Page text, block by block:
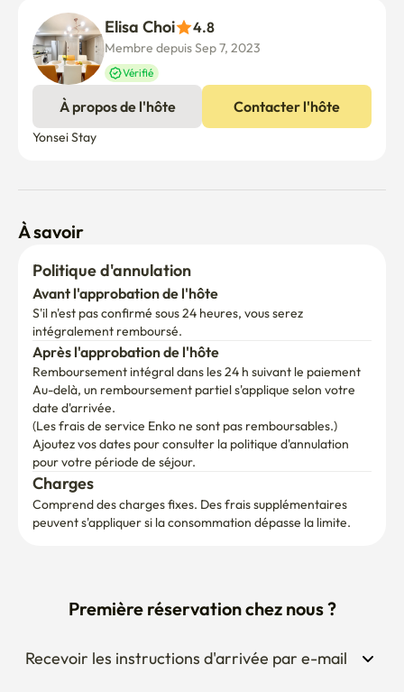
Elisa Choi 4.8
Membre depuis Sep 7, 2023
Vérifié
À propos de l'hôte Contacter l'hôte
Yonsei Stay
À savoir
Politique d'annulation
Avant l'approbation de l'hôte
S'il n'est pas confirmé sous 24 heures, vous serez
intégralement remboursé.
Après l'approbation de l'hôte
Remboursement intégral dans les 24 h suivant le paiement
Au-delà, un remboursement partiel s'applique selon votre
date d'arrivée.
(Les frais de service Enko ne sont pas remboursables.)
Ajoutez vos dates pour consulter la politique d'annulation
pour votre période de séjour.
Charges
Comprend des charges fixes. Des frais supplémentaires
peuvent s'appliquer si la consommation dépasse la limite.
Première réservation chez nous ?
Recevoir les instructions d'arrivée par e-mail